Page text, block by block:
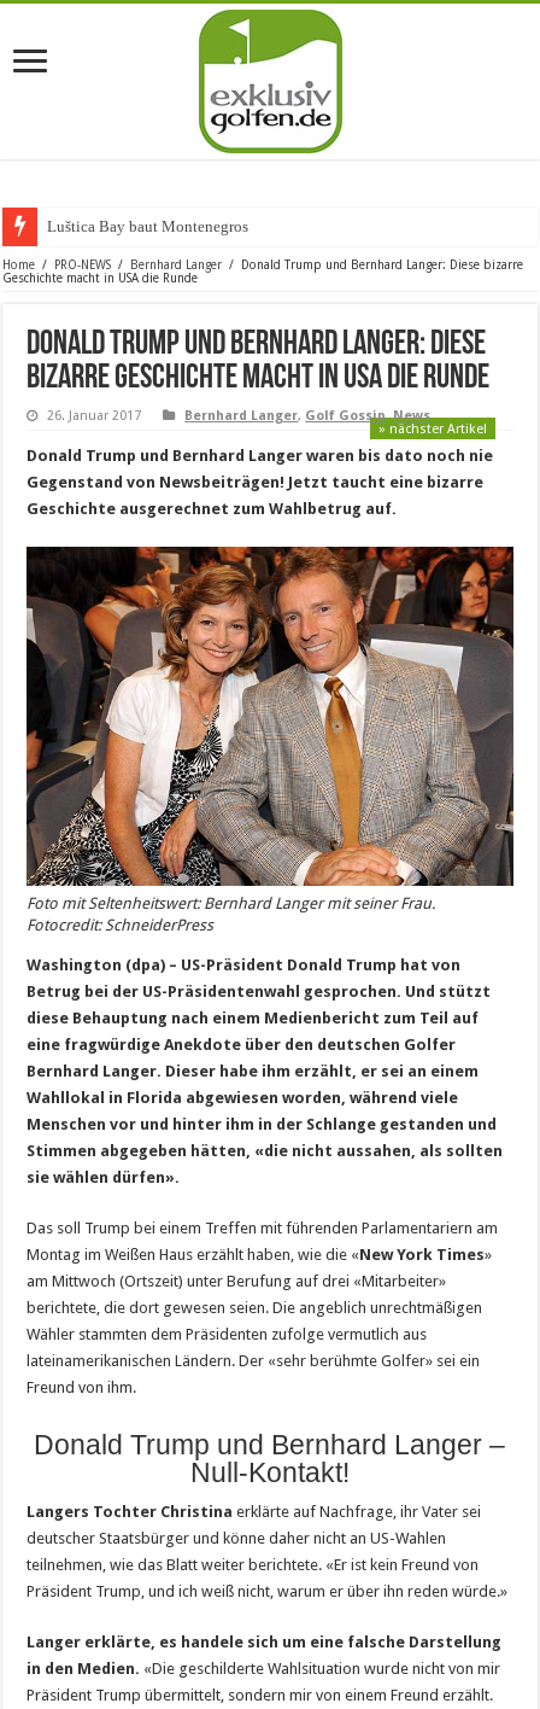
Luštica Bay baut Montenegros erste G
Home / PRO-NEWS / Bernhard Langer /
Donald Trump und Bernhard Langer: Diese bizarre
Geschichte macht in USA die Runde
Donald Trump und Bernhard Langer: Diese
bizarre Geschichte macht in USA die Runde
26. Januar 2017 Bernhard Langer, Golf Gossip,News
» nächster Artikel
Donald Trump und Bernhard Langer waren bis dato noch nie
Gegenstand von Newsbeiträgen! Jetzt taucht eine bizarre
Geschichte ausgerechnet zum Wahlbetrug auf.
Foto mit Seltenheitswert: Bernhard Langer mit seiner Frau.
Fotocredit: SchneiderPress
Washington (dpa) – US-Präsident Donald Trump hat von
Betrug bei der US-Präsidentenwahl gesprochen. Und stützt
diese Behauptung nach einem Medienbericht zum Teil auf
eine fragwürdige Anekdote über den deutschen Golfer
Bernhard Langer. Dieser habe ihm erzählt, er sei an einem
Wahllokal in Florida abgewiesen worden, während viele
Menschen vor und hinter ihm in der Schlange gestanden und
Stimmen abgegeben hätten, «die nicht aussahen, als sollten
sie wählen dürfen».
Das soll Trump bei einem Treffen mit führenden Parlamentariern am
Montag im Weißen Haus erzählt haben, wie die «New York Times»
am Mittwoch (Ortszeit) unter Berufung auf drei «Mitarbeiter»
berichtete, die dort gewesen seien. Die angeblich unrechtmäßigen
Wähler stammten dem Präsidenten zufolge vermutlich aus
lateinamerikanischen Ländern. Der «sehr berühmte Golfer» sei ein
Freund von ihm.
Donald Trump und Bernhard Langer –
Null-Kontakt!
Langers Tochter Christina erklärte auf Nachfrage, ihr Vater sei
deutscher Staatsbürger und könne daher nicht an US-Wahlen
teilnehmen, wie das Blatt weiter berichtete. «Er ist kein Freund von
Präsident Trump, und ich weiß nicht, warum er über ihn reden würde.»
Langer erklärte, es handele sich um eine falsche Darstellung
in den Medien. «Die geschilderte Wahlsituation wurde nicht von mir
Präsident Trump übermittelt, sondern mir von einem Freund erzählt.